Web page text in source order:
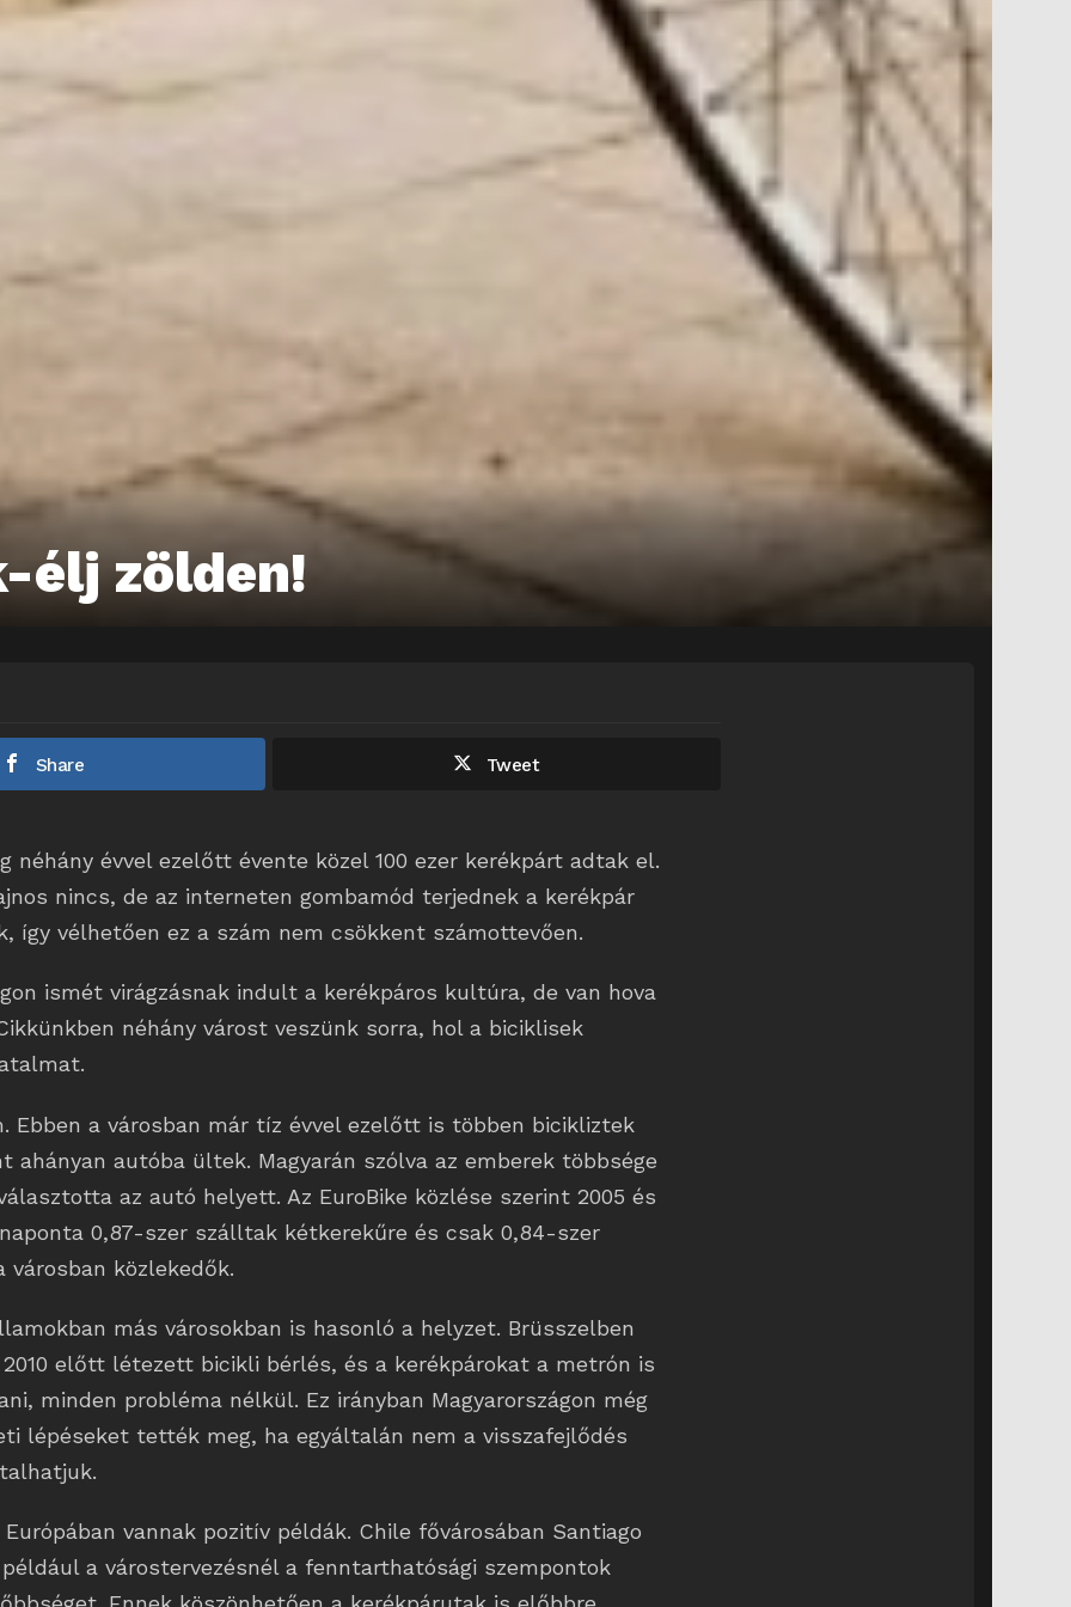
élj zölden!
Share Tweet
néhány évvel ezelőtt évente közel 100 ezer kerékpárt adtak el.
nincs, de az interneten gombamód terjednek a kerékpár
így vélhetően ez a szám nem csökkent számottevően.
ismét virágzásnak indult a kerékpáros kultúra, de van hova
néhány várost veszünk sorra, hol a biciklisek
Ebben a városban már tíz évvel ezelőtt is többen bicikliztek
ahányan autóba ültek. Magyarán szólva az emberek többsége
az autó helyett. Az EuroBike közlése szerint 2005 és
0,87-szer szálltak kétkerekűre és csak 0,84-szer
városban közlekedők.
más városokban is hasonló a helyzet. Brüsszelben
előtt létezett bicikli bérlés, és a kerékpárokat a metrón is
minden probléma nélkül. Ez irányban Magyarországon még
lépéseket tették meg, ha egyáltalán nem a visszafejlődés
vannak pozitív példák. Chile fővárosában Santiago
a várostervezésnél a fenntarthatósági szempontok